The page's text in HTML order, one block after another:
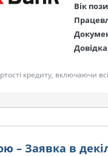
Вік
кредиту, включаючи
– Заявка в